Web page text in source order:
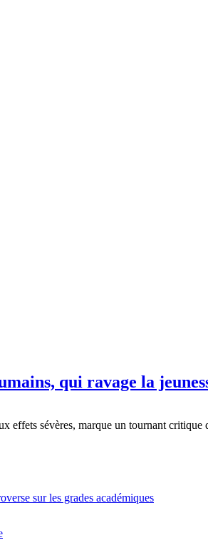
qui ravage la
sévères, marque un tournant
sur les grades académiques